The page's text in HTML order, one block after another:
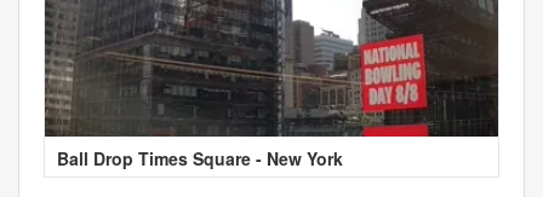
Ball Drop Times Square - New York